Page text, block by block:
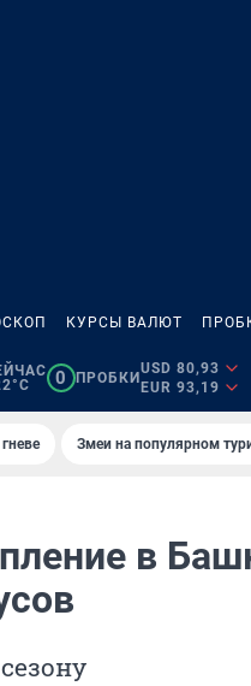
КУРСЫ ВАЛЮТ
0 ПРОБКИ
USD 80,93
EUR 93,19
Змеи на популярном
в